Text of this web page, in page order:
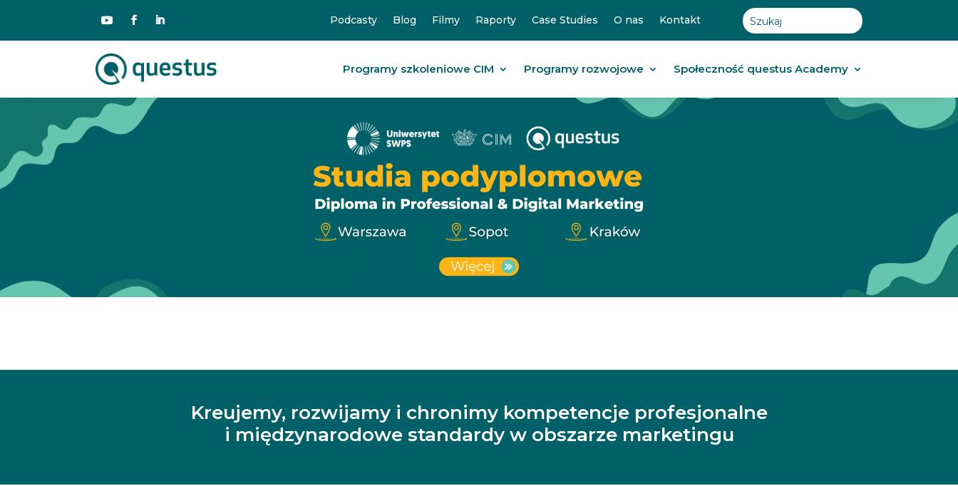
Podcasty Blog Filmy Raporty Case Studies O nas Kontakt
Programy szkoleniowe CIM Programy rozwojowe Społeczność questus Academy
Kreujemy, rozwijamy i chronimy kompetencje profesjonalne
i międzynarodowe standardy w obszarze marketingu